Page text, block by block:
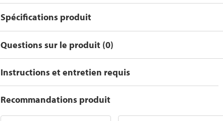
Spécifications produit
Questions sur le produit (0)
Instructions et entretien requis
Recommandations produit